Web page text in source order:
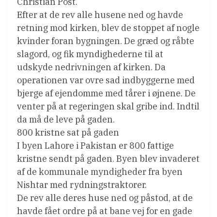
Efter at de rev alle husene ned og havde
retning mod kirken, blev de stoppet af nogle
kvinder foran bygningen. De græd og råbte
slagord, og fik myndighederne til at
udskyde nedrivningen af kirken. Da
operationen var ovre sad indbyggerne med
bjerge af ejendomme med tårer i øjnene. De
venter på at regeringen skal gribe ind. Indtil
da må de leve på gaden.
800 kristne sat på gaden
I byen Lahore i Pakistan er 800 fattige
kristne sendt på gaden. Byen blev invaderet
af de kommunale myndigheder fra byen
Nishtar med rydningstraktorer.
De rev alle deres huse ned og påstod, at de
havde fået ordre på at bane vej for en gade